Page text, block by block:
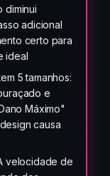
diminui
adicional
certo para
ideal
5 tamanhos:
e
Máximo"
causa
velocidade de